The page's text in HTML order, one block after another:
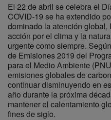
El 22 de abril se celebra el
COVID-19 se ha extendido
dominado la atención
acción por el clima y la
urgente como siempre.
de Emisiones 2019 del
para el Medio Ambiente
emisiones globales de
continuar disminuyendo en
año durante la próxima
mantener el calentamiento
fines de siglo.